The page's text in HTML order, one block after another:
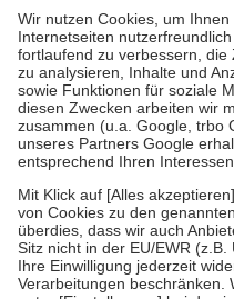
höchstens zehn Euro.
Es sind
Kosten der Leistung zu
Diese Regeln gelten
Bei Heilmitteln und häuslicher
Zuzahlung zehn Prozent der
Verordnung.
Um das Engagement der
stärken und die besondere
fallenkeine Zuzahlungenan bei:
• Kindern und Jugendlichen
mit Ausnahme der Fahrkosten
• Untersuchungen zur
GKV getragen werden